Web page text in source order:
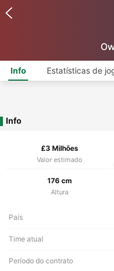
Info Estatísticas de
Info
£3 Milhões
Valor estimado
176 cm
Altura
País
Time atual
Período do contrato